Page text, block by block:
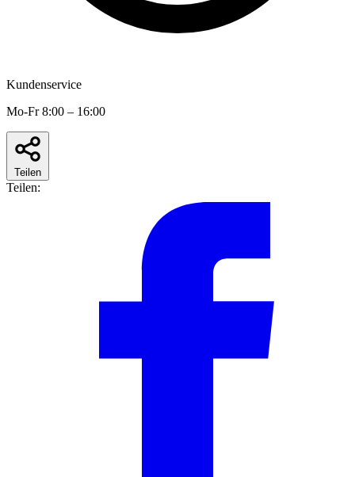
Kundenservice
Mo-Fr 8:00 – 16:00
Teilen
Teilen: